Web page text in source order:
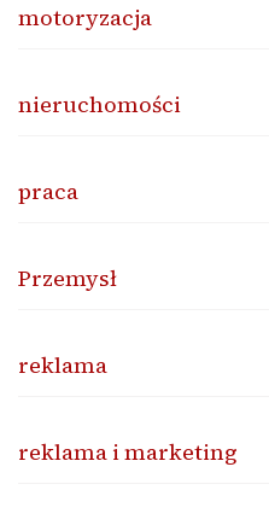
motoryzacja
nieruchomości
praca
Przemysł
reklama
reklama i marketing